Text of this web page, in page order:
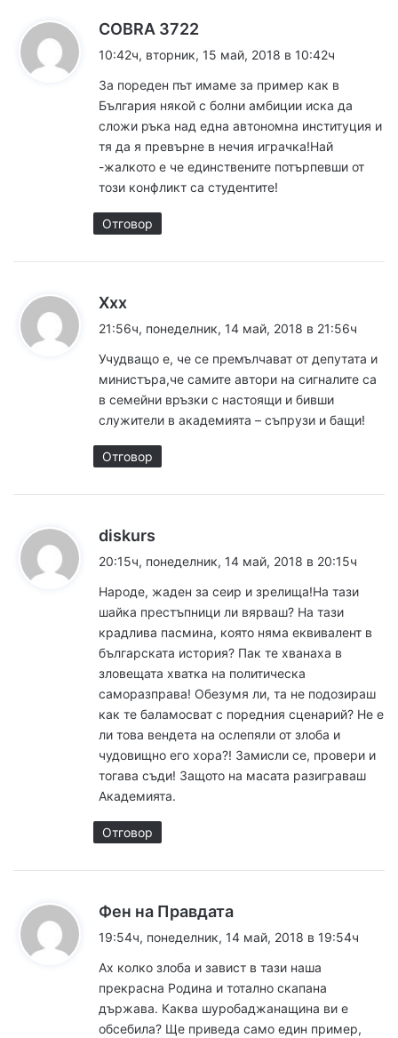
м
е
COBRA 3722
а
а
:
10:42ч, вторник, 15 май, 2018 в 10:42ч
За пореден път имаме за пример как в
България някой с болни амбиции иска да
сложи ръка над една автономна институция и
тя да я превърне в нечия играчка!Най
-жалкото е че единствените потърпевши от
този конфликт са студентите!
Отговор
Ххх
а
а
:
21:56ч, понеделник, 14 май, 2018 в 21:56ч
Учудващо е, че се премълчават от депутата и
министъра,че самите автори на сигналите са
в семейни връзки с настоящи и бивши
служители в академията – съпрузи и бащи!
Отговор
diskurs
а
:
20:15ч, понеделник, 14 май, 2018 в 20:15ч
Народе, жаден за сеир и зрелища!На тази
шайка престъпници ли вярваш? На тази
крадлива пасмина, която няма еквивалент в
българската история? Пак те хванаха в
зловещата хватка на политическа
саморазправа! Обезумя ли, та не подозираш
как те баламосват с поредния сценарий? Не е
ли това вендета на ослепяли от злоба и
чудовищно его хора?! Замисли се, провери и
тогава съди! Защото на масата разиграваш
Академията.
Отговор
Фен на Правдата
а
а
:
19:54ч, понеделник, 14 май, 2018 в 19:54ч
Ах колко злоба и завист в тази наша
прекрасна Родина и тотално скапана
държава. Каква шуробаджанащина ви е
обсебила? Ще приведа само един пример,